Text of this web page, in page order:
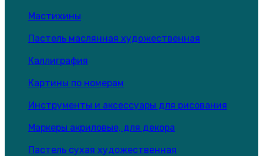
Мастихины
Пастель маслянная художественная
Каллиграфия
Картины по номерам
Инструменты и аксессуары для рисования
Маркеры акриловые, для декора
Пастель сухая художественная